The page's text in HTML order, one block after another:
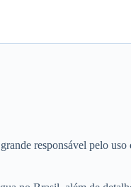
responsável pelo uso